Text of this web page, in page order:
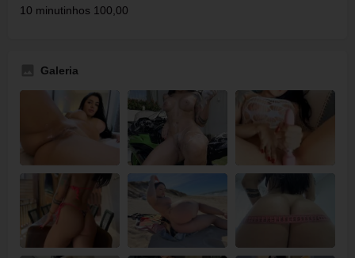
10 minutinhos 100,00
Galeria